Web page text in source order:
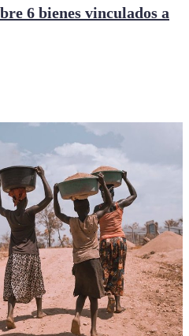
6 bienes vinculados a